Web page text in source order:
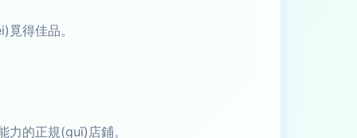
得佳品。
的正規(guī)店鋪。